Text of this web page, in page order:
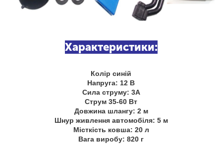
Характеристики:
Колір синій
Напруга: 12 В
Сила струму: 3А
Струм 35-60 Вт
Довжина шлангу: 2 м
Шнур живлення автомобіля: 5 м
Місткість ковша: 20 л
Вага виробу: 820 г